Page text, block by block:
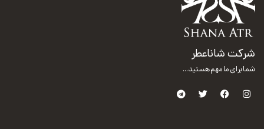
شرکت شاناعطر
شما برای ما مهم هستید...